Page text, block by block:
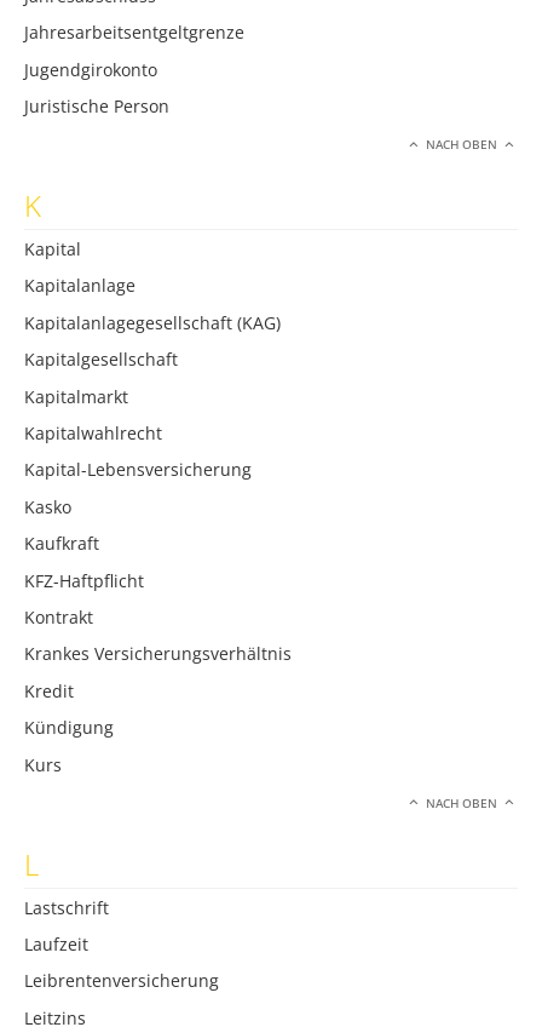
Jahresarbeitsentgeltgrenze
Jugendgirokonto
Juristische Person
NACH OBEN
K
Kapital
Kapitalanlage
Kapitalanlagegesellschaft (KAG)
Kapitalgesellschaft
Kapitalmarkt
Kapitalwahlrecht
Kapital-Lebensversicherung
Kasko
Kaufkraft
KFZ-Haftpflicht
Kontrakt
Krankes Versicherungsverhältnis
Kredit
Kündigung
Kurs
NACH OBEN
L
Lastschrift
Laufzeit
Leibrentenversicherung
Leitzins